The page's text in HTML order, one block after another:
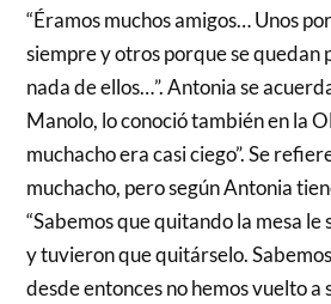
“Éramos muchos amigos… Unos
siempre y otros porque se quedan
nada de ellos…”. Antonia se
Manolo, lo conoció también en la
muchacho era casi ciego”. Se
muchacho, pero según Antonia
“Sabemos que quitando la mesa le
y tuvieron que quitárselo.
desde entonces no hemos vuelto a